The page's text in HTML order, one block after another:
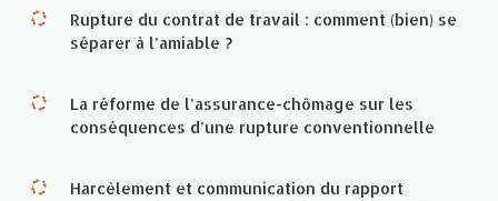
Rupture du contrat de travail : comment (bien) se
séparer à l’amiable ?
La réforme de l’assurance-chômage sur les
conséquences d’une rupture conventionnelle
Harcèlement et communication du rapport